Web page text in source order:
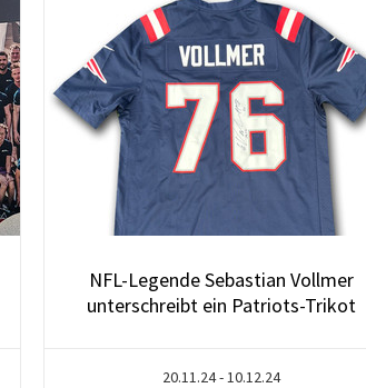
NFL-Legende Sebastian Vollmer
unterschreibt ein Patriots-Trikot
20.11.24 - 10.12.24